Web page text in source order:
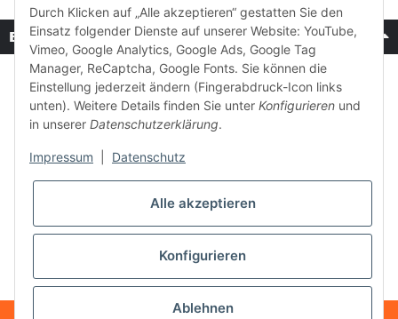
Bezahlung & Versand
Durch Klicken auf „Alle akzeptieren“ gestatten Sie den
Einsatz folgender Dienste auf unserer Website: YouTube,
Vimeo, Google Analytics, Google Ads, Google Tag
Manager, ReCaptcha, Google Fonts. Sie können die
Einstellung jederzeit ändern (Fingerabdruck-Icon links
unten). Weitere Details finden Sie unter Konfigurieren und
in unserer Datenschutzerklärung.
Impressum Datenschutz
Alle akzeptieren
Konfigurieren
Ablehnen